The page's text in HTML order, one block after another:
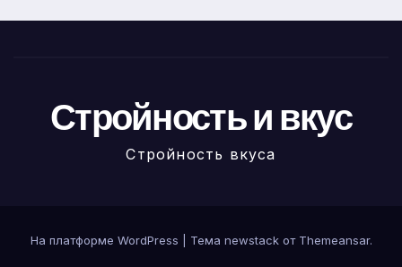
Стройность и вкус
Стройность вкуса
На платформе WordPress Тема newstack от Themeansar.